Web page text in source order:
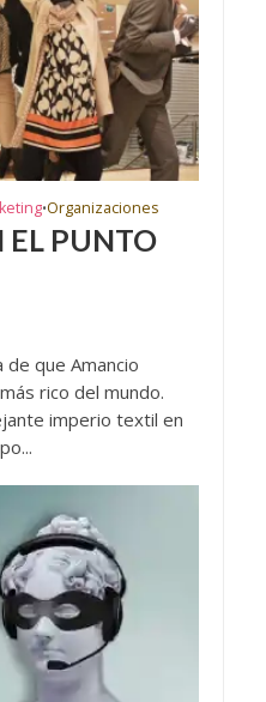
•Organizaciones
EL PUNTO
de que Amancio
rico del mundo.
imperio textil en